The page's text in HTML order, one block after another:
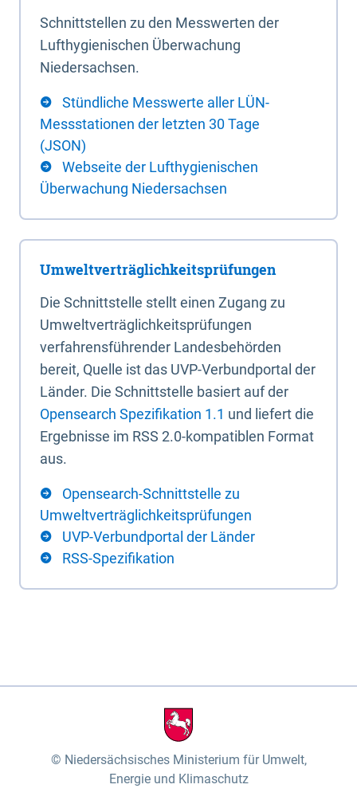
Schnittstellen zu den Messwerten der
Lufthygienischen Überwachung
Niedersachsen.
Stündliche Messwerte aller LÜN-
Messstationen der letzten 30 Tage
(JSON)
Webseite der Lufthygienischen
Überwachung Niedersachsen
Umweltverträglichkeitsprüfungen
Die Schnittstelle stellt einen Zugang zu
Umweltverträglichkeitsprüfungen
verfahrensführender Landesbehörden
bereit, Quelle ist das UVP-Verbundportal der
Länder. Die Schnittstelle basiert auf der
Opensearch Spezifikation 1.1 und liefert die
Ergebnisse im RSS 2.0-kompatiblen Format
aus.
Opensearch-Schnittstelle zu
Umweltverträglichkeitsprüfungen
UVP-Verbundportal der Länder
RSS-Spezifikation
Niedersächsisches Ministerium für Umwelt,
Energie und Klimaschutz